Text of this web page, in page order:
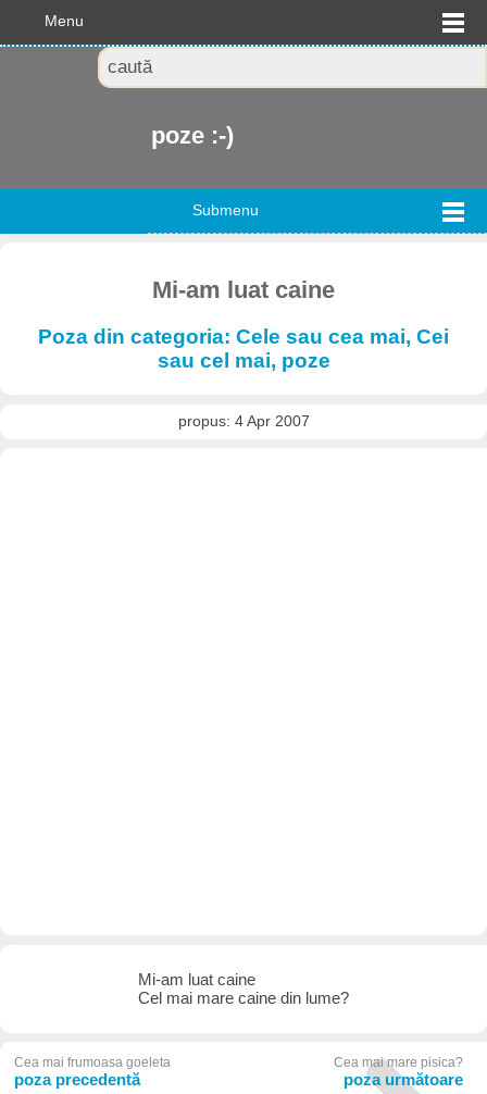
Menu
poze :-)
Submenu
Mi-am luat caine
Poza din categoria: Cele sau cea mai, Cei
sau cel mai, poze
propus: 4 Apr 2007
Mi-am luat caine
Cel mai mare caine din lume?
Cea mai frumoasa goeleta
poza precedentă
Cea mai mare pisica?
poza următoare